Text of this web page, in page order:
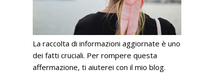
La raccolta di informazioni aggiornate è uno
dei fatti cruciali. Per rompere questa
affermazione, ti aiuterei con il mio blog.